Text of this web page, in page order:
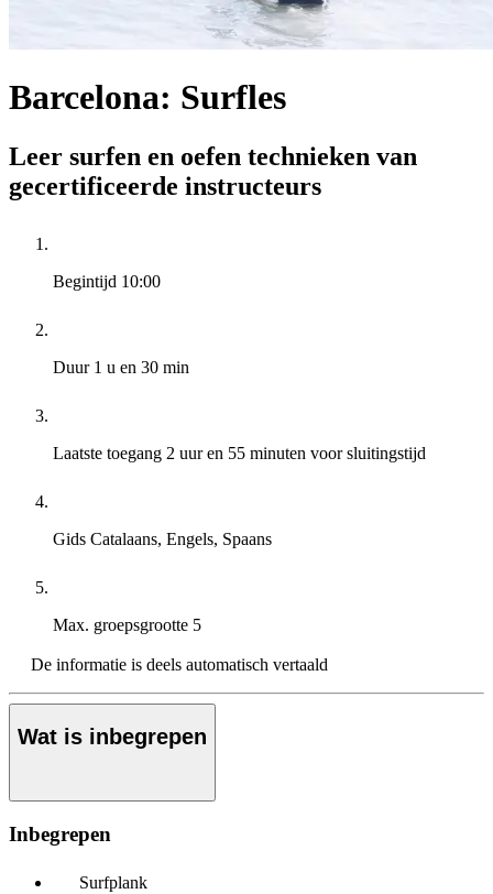
Barcelona: Surfles
Leer surfen en oefen technieken van
gecertificeerde instructeurs
Begintijd 10:00
Duur 1 u en 30 min
Laatste toegang 2 uur en 55 minuten voor sluitingstijd
Gids Catalaans, Engels, Spaans
Max. groepsgrootte 5
De informatie is deels automatisch vertaald
Wat is inbegrepen
Inbegrepen
Surfplank